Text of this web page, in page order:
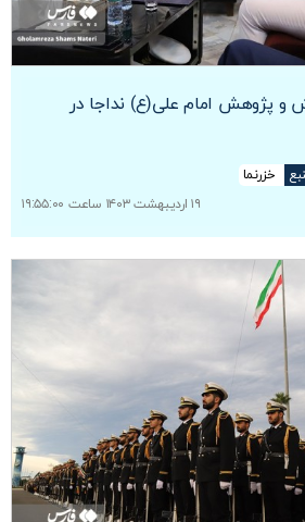
و پژوهش امام علی(ع) نداجا در
خزرنما
۱۹ اردیبهشت ۱۴۰۳ ساعت ۱۹:۵۵:۰۰